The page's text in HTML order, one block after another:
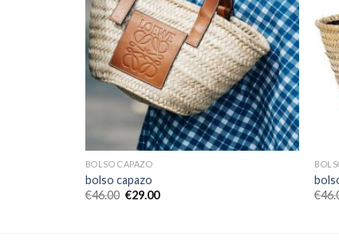
BOLSO CAPAZO
bolso capazo
€46.00 €29.00
€